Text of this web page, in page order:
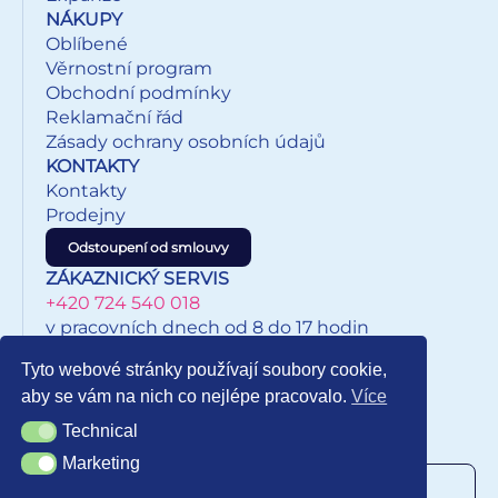
• Produkty BAAGL podléhají testům kvality Institutu pro
testování a certifikaci (ITC) a nezávislých laboratoří, jako je
QIMA.
NÁKUPY
Oblíbené
Věrnostní program
Obchodní podmínky
Reklamační řád
Zásady ochrany osobních údajů
KONTAKTY
Kontakty
Prodejny
Odstoupení od smlouvy
ZÁKAZNICKÝ SERVIS
+420 724 540 018
v pracovních dnech od 8 do 17 hodin
NEWSLETTER
Tyto webové stránky používají soubory cookie,
aby se vám na nich co nejlépe pracovalo.Více
TechnicalTechnical
MarketingMarketing